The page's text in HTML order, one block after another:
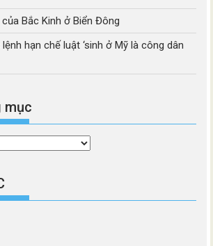
Bắc Kinh ở Biển Đông
hạn chế luật ‘sinh ở Mỹ là công dân
mục